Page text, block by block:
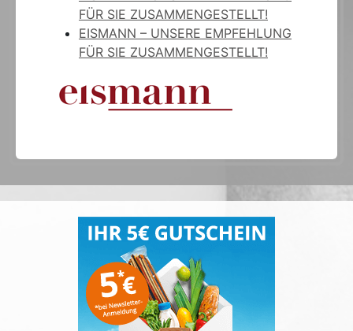
FÜR SIE ZUSAMMENGESTELLT!
EISMANN – UNSERE EMPFEHLUNG
FÜR SIE ZUSAMMENGESTELLT!